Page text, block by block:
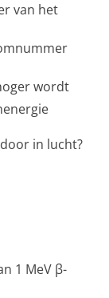
van het
wordt
in lucht?
1 MeV β-